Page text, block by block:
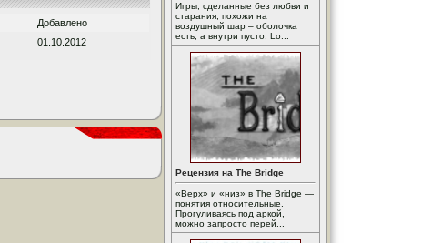
Добавлено
01.10.2012
Игры, сделанные без любви и
старания, похожи на
воздушный шар – оболочка
есть, а внутри пусто. Lo...
Рецензия на The Bridge
«Верх» и «низ» в The Bridge —
понятия относительные.
Прогуливаясь под аркой,
можно запросто перей...